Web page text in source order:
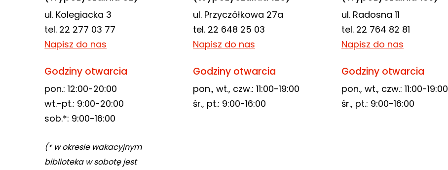
ul. Kolegiacka 3
tel. 22 277 03 77
Napisz do nas
Godziny otwarcia
pon.: 12:00-20:00
wt.-pt.: 9:00-20:00
sob.*: 9:00-16:00
(* w okresie wakacyjnym
biblioteka w sobotę jest
ul. Przyczółkowa 27a
tel. 22 648 25 03
Napisz do nas
Godziny otwarcia
pon., wt., czw.: 11:00-19:00
śr., pt.: 9:00-16:00
ul. Radosna 11
tel. 22 764 82 81
Napisz do nas
Godziny otwarcia
pon., wt., czw.: 11:00-19:00
śr., pt.: 9:00-16:00